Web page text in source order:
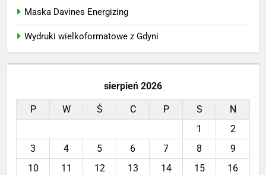
Maska Davines Energizing
Wydruki wielkoformatowe z Gdyni
sierpień 2026
P W Ś C P S
N
1
2
3
4 5 6 7 8
9
10
11 12 13 14 15
16